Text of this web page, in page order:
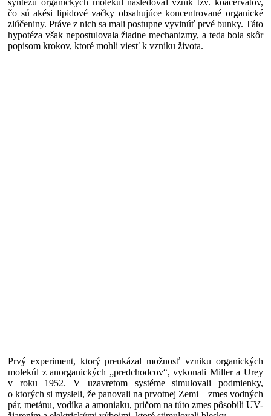
čo sú akési lipidové vačky obsahujúce koncentrované organické
zlúčeniny. Práve z nich sa mali postupne vyvinúť prvé bunky. Táto
hypotéza však nepostulovala žiadne mechanizmy, a teda bola skôr
popisom krokov, ktoré mohli viesť k vzniku života.
Prvý experiment, ktorý preukázal možnosť vzniku organických
molekúl z anorganických „predchodcov“, vykonali Miller a Urey
v roku 1952. V uzavretom systéme simulovali podmienky,
o ktorých si mysleli, že panovali na prvotnej Zemi – zmes vodných
pár, metánu, vodíka a amoniaku, pričom na túto zmes pôsobili UV-